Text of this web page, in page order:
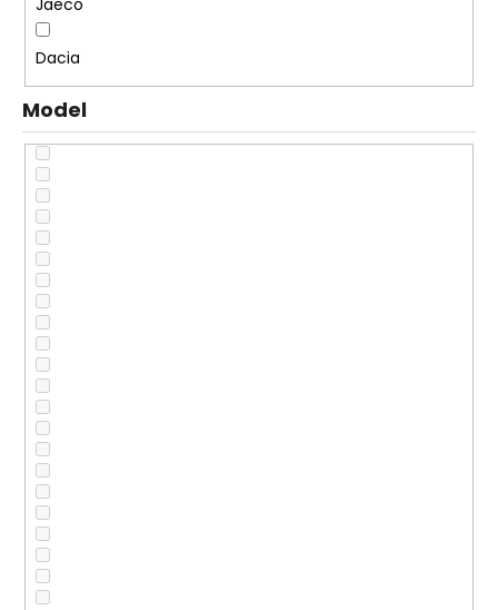
Dacia
Model